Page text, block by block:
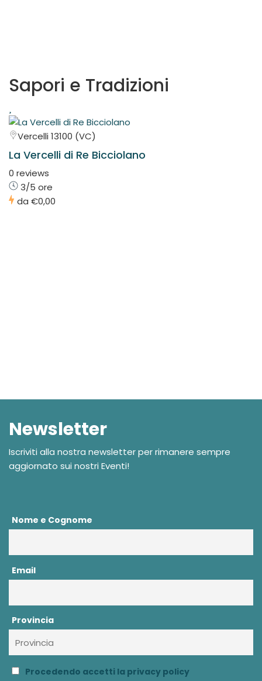
Sapori e Tradizioni
Vercelli 13100 (VC)
La Vercelli di Re Bicciolano
0 reviews
3/5 ore
da €0,00
Newsletter
Iscriviti alla nostra newsletter per rimanere sempre
aggiornato sui nostri Eventi!
Nome e Cognome
Email
Provincia
Procedendo accetti la privacy policy